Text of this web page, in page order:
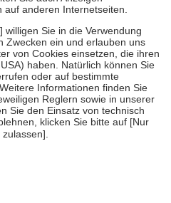
sowie zehn Euro je
für ihre eigene Gesundheit zu
der Familie zu unterstützen,
vollendeten 18. Lebensjahr
Früherkennung, die von der
Dienstleister für die